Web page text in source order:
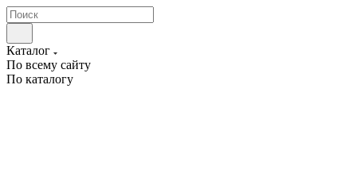
Каталог
По всему сайту
По каталогу